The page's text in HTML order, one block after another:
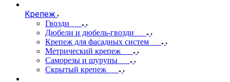
Крепеж
Гвозди
Дюбели и дюбель-гвозди
Крепеж для фасадных систем
Метрический крепеж
Саморезы и шурупы
Скрытый крепеж